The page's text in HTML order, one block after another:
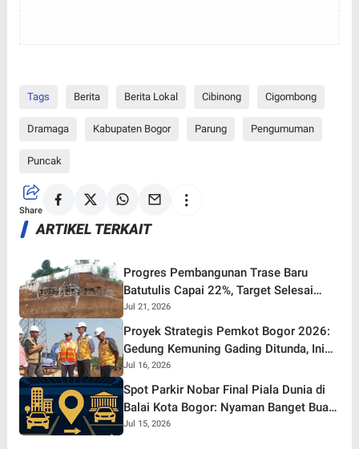
Tags Berita Berita Lokal Cibinong Cigombong
Dramaga Kabupaten Bogor Parung Pengumuman
Puncak
Share
ARTIKEL TERKAIT
Progres Pembangunan Trase Baru
Batutulis Capai 22%, Target Selesai
Oktober 2026!
Jul 21, 2026
Proyek Strategis Pemkot Bogor 2026:
Gedung Kemuning Gading Ditunda, Ini
yang Tetap Gaspol!
Jul 16, 2026
Spot Parkir Nobar Final Piala Dunia di
Balai Kota Bogor: Nyaman Banget Buat
Nonton Bareng!
Jul 15, 2026